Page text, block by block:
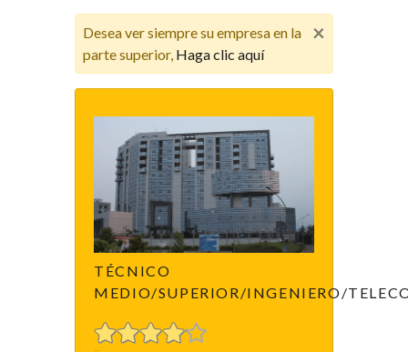
×
Desea ver siempre su empresa en la
parte superior, Haga clic aquí
TÉCNICO
MEDIO/SUPERIOR/INGENIERO/